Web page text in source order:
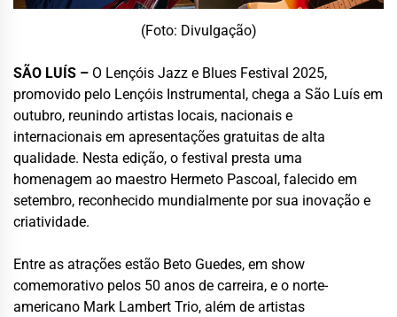
(Foto: Divulgação)
SÃO LUÍS – O Lençóis Jazz e Blues Festival 2025,
promovido pelo Lençóis Instrumental, chega a São Luís em
outubro, reunindo artistas locais, nacionais e
internacionais em apresentações gratuitas de alta
qualidade. Nesta edição, o festival presta uma
homenagem ao maestro Hermeto Pascoal, falecido em
setembro, reconhecido mundialmente por sua inovação e
criatividade.
Entre as atrações estão Beto Guedes, em show
comemorativo pelos 50 anos de carreira, e o norte-
americano Mark Lambert Trio, além de artistas